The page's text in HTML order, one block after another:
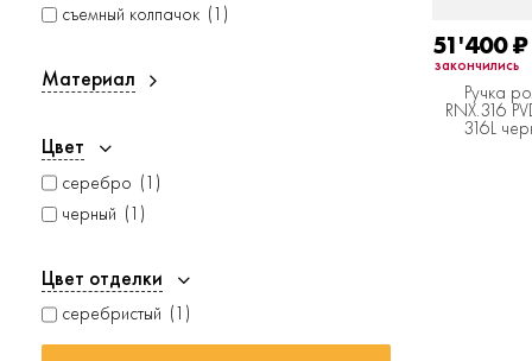
съемный колпачок 1
Материал
Цвет
серебро
1
черный
1
Цвет отделки
серебристый 1
51'400₽
закончились
Ручка
RNX.316
316L